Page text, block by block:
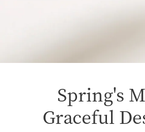
Spring's
Graceful